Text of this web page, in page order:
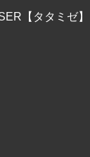
【タタミゼ】